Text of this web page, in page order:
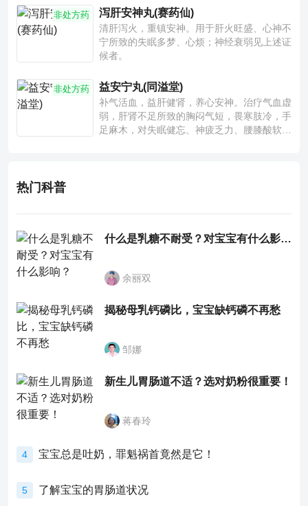
非处方药 泻肝安神丸(赛药仙)
清肝泻火，重镇安神。用于肝火旺盛、心神不
宁所致的失眠多梦、心烦；神经衰弱见上述证
候者。
非处方药 益安宁丸(同溢堂)
补气活血，益肝健肾，养心安神。治疗气血虚
弱，肝肾不足所致的胸闷气短，畏寒肢冷，手
足麻木，对失眠健忘、神疲乏力、腰膝酸软也
热门科普
什么是乳糖不耐受？对宝宝有什么影响？
余丽双
揭秘母乳钙磷比，宝宝缺钙磷不再愁
邹娜
新生儿胃肠道不适？选对奶粉很重要！
蒋春玲
4 宝宝总是吐奶，罪魁祸首竟然是它！
5 了解宝宝的胃肠道状况